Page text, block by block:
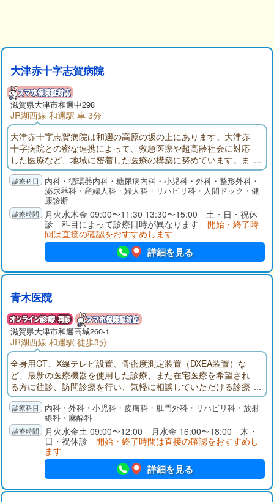
大津赤十字志賀病院
滋賀県大津市和邇中298
JR湖西線 和邇駅 車 3分
大津赤十字志賀病院は和邇の高原の坂の上にあります。大津赤
十字病院との密な連携によって、救急医療や超高齢社会に対応
した医療など、地域に密着した医療の構築に努めています。ま
た、地域の皆さんの健康増進と病気の早期発見などの予防医学
を推し進め、早期治療に寄与するとともに、療養型病床と地域
包括ケア病床を設けることで、命を尊び、心のケアまでを考え
た生涯医療と生涯看護の提供に努めています。
内科・循環器内科・糖尿病内科・小児科・外科・整形外科・
泌尿器科・産婦人科・婦人科・リハビリ科・人間ドック・健
康診断
月火水木金 09:00〜11:30 13:30〜15:00 土・日・祝休
診 科目によって診療日時が異なります 開始・終了時
間は直接の確認をおすすめします
詳細を見る
青木医院
滋賀県大津市和邇高城260-1
JR湖西線 和邇駅 徒歩3分
全身用CT、X線テレビ設置、骨密度測定装置（DXEA装置）な
ど、最新の医療機器を使用した診療、また在宅医療を希望され
る方に往診、訪問診療を行い、気軽に相談していただける診療
所を目指します。
内科・外科・小児科・皮膚科・肛門外科・リハビリ科・放射
線科・麻酔科
月火水金土 09:00〜12:00 月水金 16:00〜18:00 木・
日・祝休診 開始・終了時間は直接の確認をおすすめし
ます
詳細を見る